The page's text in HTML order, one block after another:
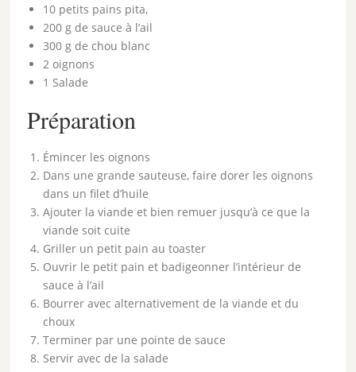
10 petits pains pita,
200 g de sauce à l’ail
300 g de chou blanc
2 oignons
1 Salade
Préparation
Émincer les oignons
Dans une grande sauteuse, faire dorer les oignons
dans un filet d’huile
Ajouter la viande et bien remuer jusqu’à ce que la
viande soit cuite
Griller un petit pain au toaster
Ouvrir le petit pain et badigeonner l’intérieur de
sauce à l’ail
Bourrer avec alternativement de la viande et du
choux
Terminer par une pointe de sauce
Servir avec de la salade